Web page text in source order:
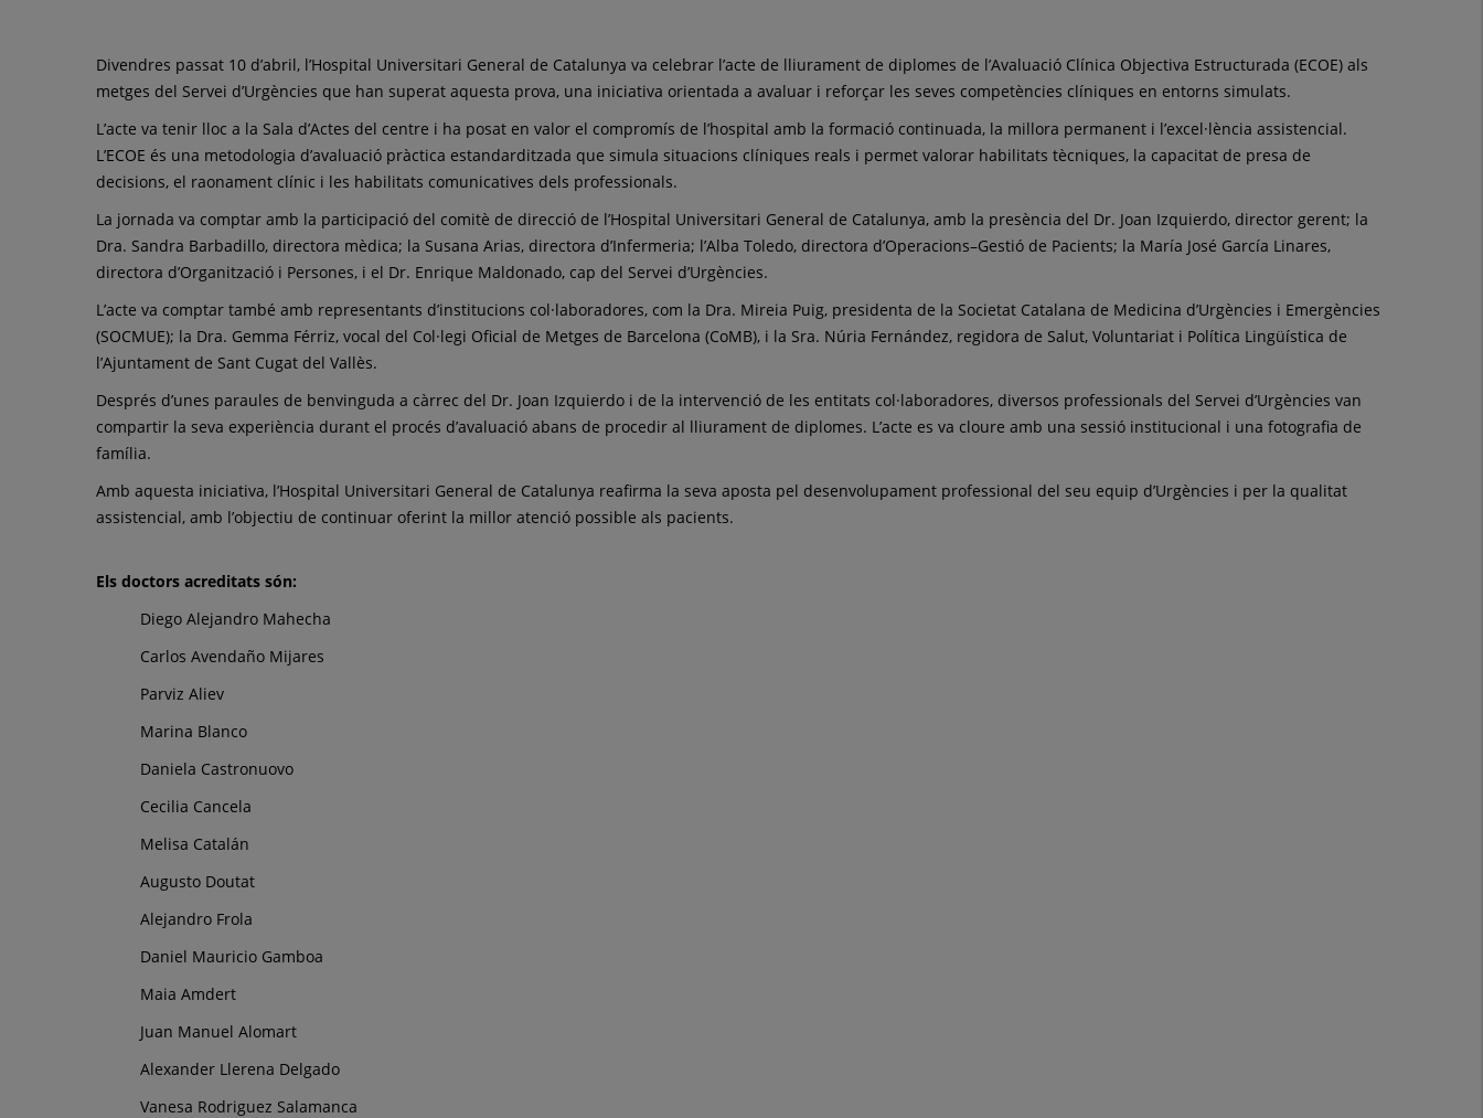
Divendres passat 10 d’abril, l’Hospital Universitari General de Catalunya va celebrar l’acte de lliurament de diplomes de l’Avaluació Clínica Objectiva Estructurada (ECOE) als
metges del Servei d’Urgències que han superat aquesta prova, una iniciativa orientada a avaluar i reforçar les seves competències clíniques en entorns simulats.
L’acte va tenir lloc a la Sala d’Actes del centre i ha posat en valor el compromís de l’hospital amb la formació continuada, la millora permanent i l’excel·lència assistencial.
L’ECOE és una metodologia d’avaluació pràctica estandarditzada que simula situacions clíniques reals i permet valorar habilitats tècniques, la capacitat de presa de
decisions, el raonament clínic i les habilitats comunicatives dels professionals.
La jornada va comptar amb la participació del comitè de direcció de l’Hospital Universitari General de Catalunya, amb la presència del Dr. Joan Izquierdo, director gerent; la
Dra. Sandra Barbadillo, directora mèdica; la Susana Arias, directora d’Infermeria; l’Alba Toledo, directora d’Operacions–Gestió de Pacients; la María José García Linares,
directora d’Organització i Persones, i el Dr. Enrique Maldonado, cap del Servei d’Urgències.
L’acte va comptar també amb representants d’institucions col·laboradores, com la Dra. Mireia Puig, presidenta de la Societat Catalana de Medicina d’Urgències i Emergències
(SOCMUE); la Dra. Gemma Férriz, vocal del Col·legi Oficial de Metges de Barcelona (CoMB), i la Sra. Núria Fernández, regidora de Salut, Voluntariat i Política Lingüística de
l’Ajuntament de Sant Cugat del Vallès.
Després d’unes paraules de benvinguda a càrrec del Dr. Joan Izquierdo i de la intervenció de les entitats col·laboradores, diversos professionals del Servei d’Urgències van
compartir la seva experiència durant el procés d’avaluació abans de procedir al lliurament de diplomes. L’acte es va cloure amb una sessió institucional i una fotografia de
família.
Amb aquesta iniciativa, l’Hospital Universitari General de Catalunya reafirma la seva aposta pel desenvolupament professional del seu equip d’Urgències i per la qualitat
assistencial, amb l’objectiu de continuar oferint la millor atenció possible als pacients.
Els doctors acreditats són:
Diego Alejandro Mahecha
Carlos Avendaño Mijares
Parviz Aliev
Marina Blanco
Daniela Castronuovo
Cecilia Cancela
Melisa Catalán
Augusto Doutat
Alejandro Frola
Daniel Mauricio Gamboa
Maia Amdert
Juan Manuel Alomart
Alexander Llerena Delgado
Vanesa Rodriguez Salamanca